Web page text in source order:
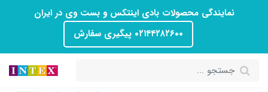
نمایندگی محصولات بادی اینتکس و بست وی در ایران
۰۲۱۴۴۲۸۲۶۰۰ پیگیری سفارش